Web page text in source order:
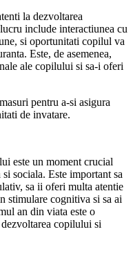
la dezvoltarea
include interactiunea cu
si oportunitati copilul va
Este, de asemenea,
ale copilului si sa-i oferi
pentru a-si asigura
de invatare.
este un moment crucial
sociala. Este important sa
sa ii oferi multa atentie
stimulare cognitiva si sa ai
an din viata este o
copilului si